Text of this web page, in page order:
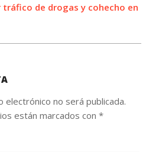
de drogas y cohecho en
electrónico no será publicada.
están marcados con *